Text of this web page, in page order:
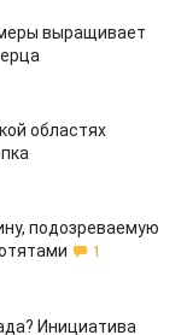
выращивает
областях
подозреваемую
1
Инициатива